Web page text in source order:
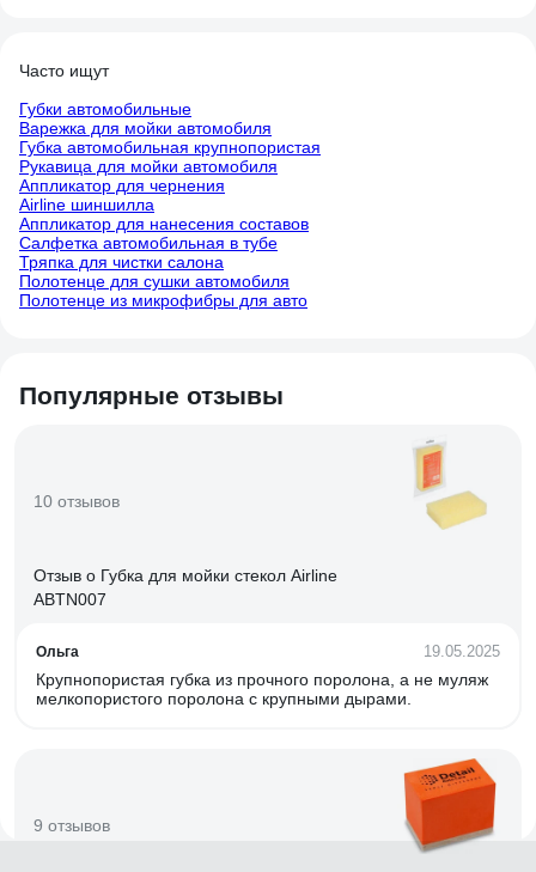
Часто ищут
Губки автомобильные
Варежка для мойки автомобиля
Губка автомобильная крупнопористая
Рукавица для мойки автомобиля
Аппликатор для чернения
Airline шиншилла
Аппликатор для нанесения составов
Салфетка автомобильная в тубе
Тряпка для чистки салона
Полотенце для сушки автомобиля
Полотенце из микрофибры для авто
Популярные отзывы
10 отзывов
Отзыв о Губка для мойки стекол Airline
ABTN007
Ольга 19.05.2025
Крупнопористая губка из прочного поролона, а не муляж
мелкопористого поролона с крупными дырами.
9 отзывов